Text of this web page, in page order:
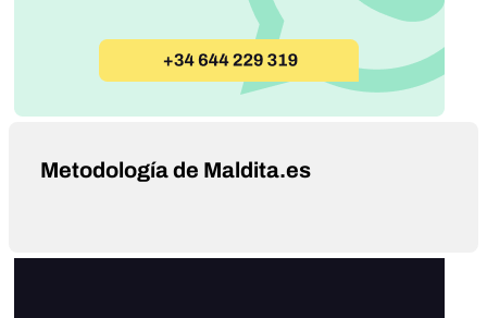
Metodología de Maldita.es